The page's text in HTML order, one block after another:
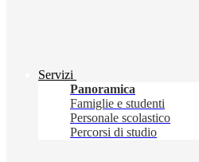
Servizi
Panoramica
Famiglie e studenti
Personale scolastico
Percorsi di studio